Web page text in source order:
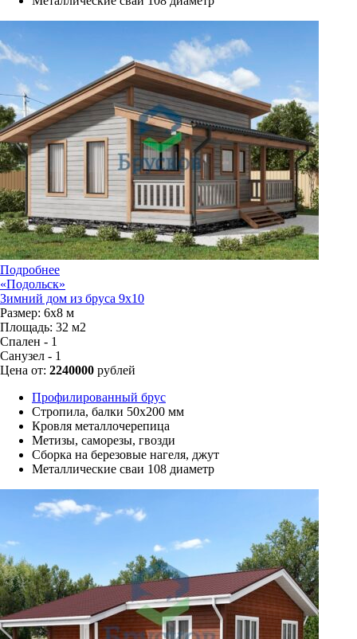
Подробнее
«Подольск»
Зимний дом из бруса 9х10
Размер: 6х8 м
Площадь: 32 м2
Спален - 1
Санузел - 1
Цена от: 2240000 рублей
Профилированный брус
Стропила, балки 50х200 мм
Кровля металлочерепица
Метизы, саморезы, гвозди
Сборка на березовые нагеля, джут
Металлические сваи 108 диаметр